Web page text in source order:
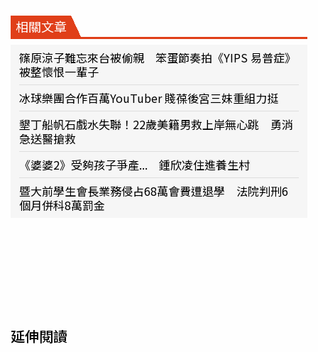
相關文章
篠原涼子難忘來台被偷親 笨蛋節奏拍《YIPS 易普症》
被整懷恨一輩子
冰球樂團合作百萬YouTuber 賤葆後宮三妹重組力挺
墾丁船帆石戲水失聯！22歲美籍男救上岸無心跳 勇消
急送醫搶救
《婆婆2》受夠孩子爭產... 鍾欣凌住進養生村
暨大前學生會長業務侵占68萬會費遭退學 法院判刑6
個月併科8萬罰金
延伸閱讀